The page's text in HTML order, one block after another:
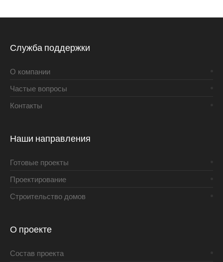
Служба поддержки
О компании
Частые вопросы
Контакты
Наши направления
Готовые проекты
Проектирование
Строительство домов
О проекте
Состав проекта